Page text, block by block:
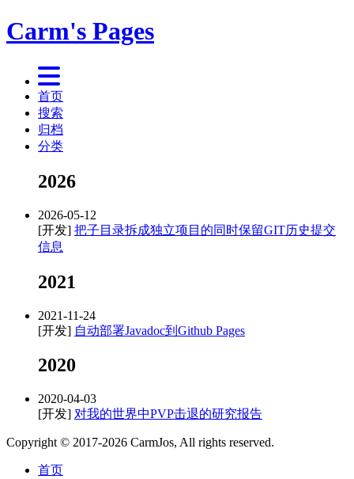
Carm's Pages
首页
搜索
归档
分类
2026
2026-05-12
[开发] 把子目录拆成独立项目的同时保留GIT历史提交
信息
2021
2021-11-24
[开发] 自动部署Javadoc到Github Pages
2020
2020-04-03
[开发] 对我的世界中PVP击退的研究报告
Copyright © 2017-2026 CarmJos, All rights reserved.
首页